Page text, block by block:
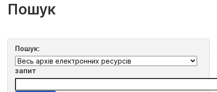
Пошук
Пошук:
запит